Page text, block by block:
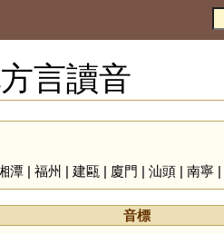
言讀音
潭| 福州 | 建甌 | 廈門 | 汕頭| 南寧|
音標